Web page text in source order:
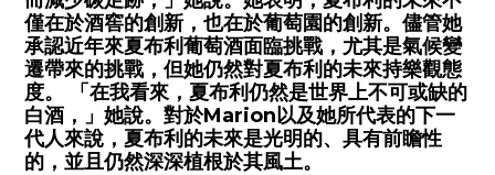
僅在於酒窖的創新，也在於葡萄園的創新。儘管她
承認近年來夏布利葡萄酒面臨挑戰，尤其是氣候變
遷帶來的挑戰，但她仍然對夏布利的未來持樂觀態
度。 「在我看來，夏布利仍然是世界上不可或缺的
白酒，」她說。對於Marion以及她所代表的下一
代人來說，夏布利的未來是光明的、具有前瞻性
的，並且仍然深深植根於其風土。